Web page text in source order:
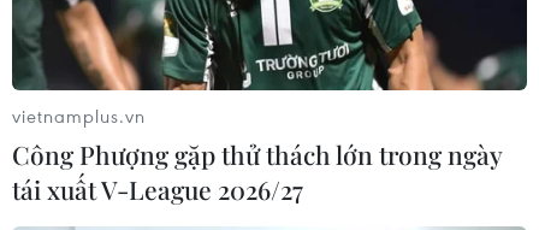
TIN CÙNG CHUYÊN MỤC
Ngoại giao kinh tế: Kiến tạo hệ sinh
vietnamplus.vn
Công Phượng gặp thử thách lớn trong ngày
tái xuất V-League 2026/27